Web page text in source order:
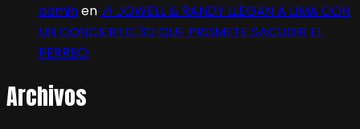
adminen 🎶 JOWELL & RANDY LLEGAN A LIMA CON
UN CONCIERTO 3D QUE PROMETE SACUDIR EL
PERREO:
Archivos